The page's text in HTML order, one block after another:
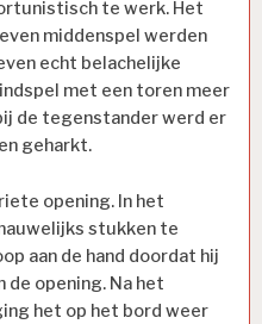
te werk. Het
middenspel werden
echt belachelijke
met een toren meer
de tegenstander werd er
geharkt.
opening. In het
stukken te
aan de hand doordat hij
opening. Na het
het op het bord weer